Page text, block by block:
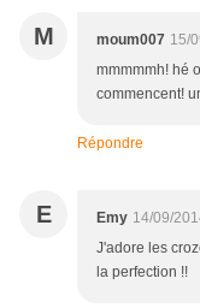
M moum007 15/
mmmmmh! hé
commencent!
Répondre
E Emy 14/09/
J'adore les
la perfection !!